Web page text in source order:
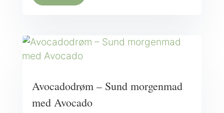
Avocadodrøm – Sund morgenmad
med Avocado